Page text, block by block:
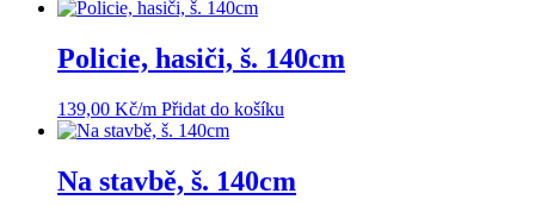
Policie, hasiči, š. 140cm
139,00 Kč/m Přidat do košíku
Na stavbě, š. 140cm